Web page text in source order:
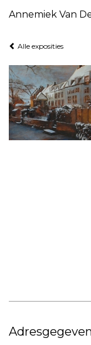
Alle exposities